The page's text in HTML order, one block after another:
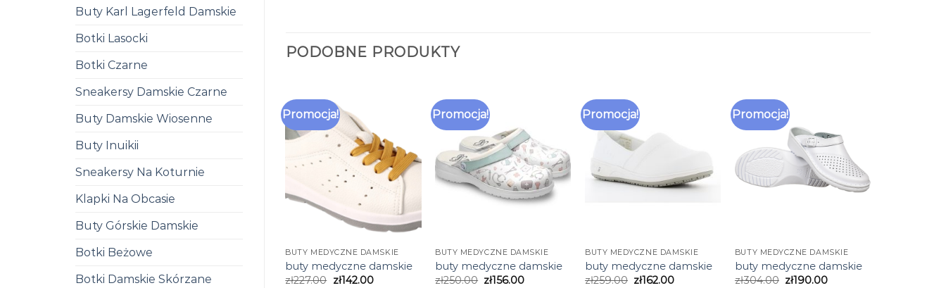
Buty Karl Lagerfeld Damskie
Botki Lasocki
Botki Czarne
Sneakersy Damskie Czarne
Buty Damskie Wiosenne
Buty Inuikii
Sneakersy Na Koturnie
Klapki Na Obcasie
Buty Górskie Damskie
Botki Beżowe
Botki Damskie Skórzane
PODOBNE PRODUKTY
Promocja!
BUTY MEDYCZNE DAMSKIE
buty medyczne damskie
zł227.00 zł142.00
Promocja!
BUTY MEDYCZNE DAMSKIE
buty medyczne damskie
zł250.00 zł156.00
Promocja!
BUTY MEDYCZNE DAMSKIE
buty medyczne damskie
zł259.00 zł162.00
Promocja!
BUTY MEDYCZNE DAMSKIE
buty medyczne damskie
zł304.00 zł190.00